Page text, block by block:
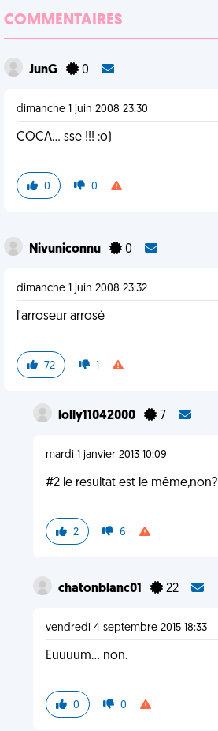
COMMENTAIRES
JunG 0
dimanche 1 juin 2008 23:30
COCA... sse !!! :o)
0 0
Nivuniconnu 0
dimanche 1 juin 2008 23:32
l'arroseur arrosé
72 1
lolly11042000 7
mardi 1 janvier 2013 10:09
#2 le resultat est le même,non?
2 6
chatonblanc01 22
vendredi 4 septembre 2015 18:33
Euuuum... non.
0 0